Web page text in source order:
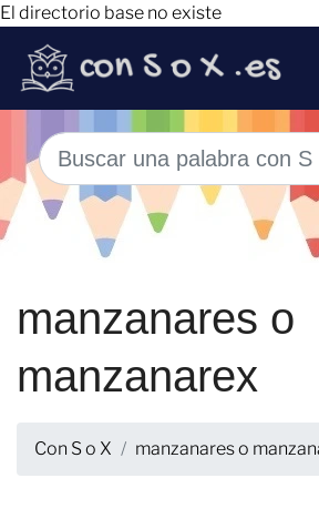
El directorio base no existe
manzanares o
manzanarex
Con S o X manzanares o